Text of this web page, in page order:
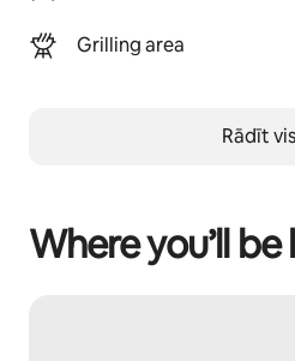
Grilling area
Rādīt
Where you’ll be